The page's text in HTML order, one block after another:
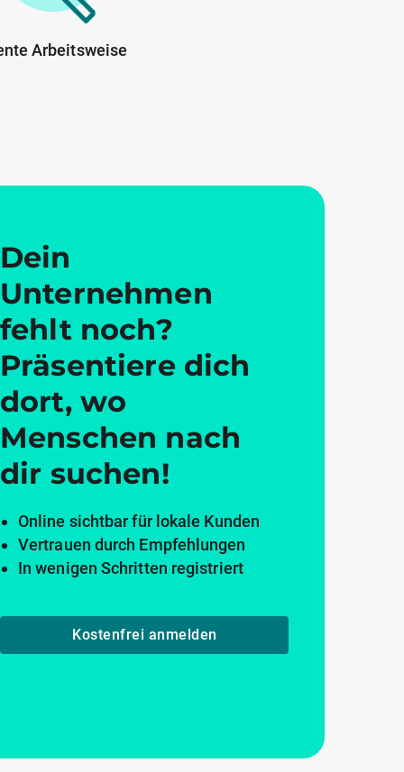
Arbeitsweise
Dein
Unternehmen
fehlt noch?
Präsentiere dich
dort, wo
Menschen nach
dir suchen!
Online sichtbar für lokale Kunden
Vertrauen durch Empfehlungen
In wenigen Schritten registriert
Kostenfrei anmelden